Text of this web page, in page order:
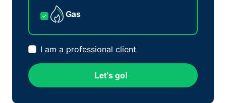
Gas
I am a professional client
Let’s go!